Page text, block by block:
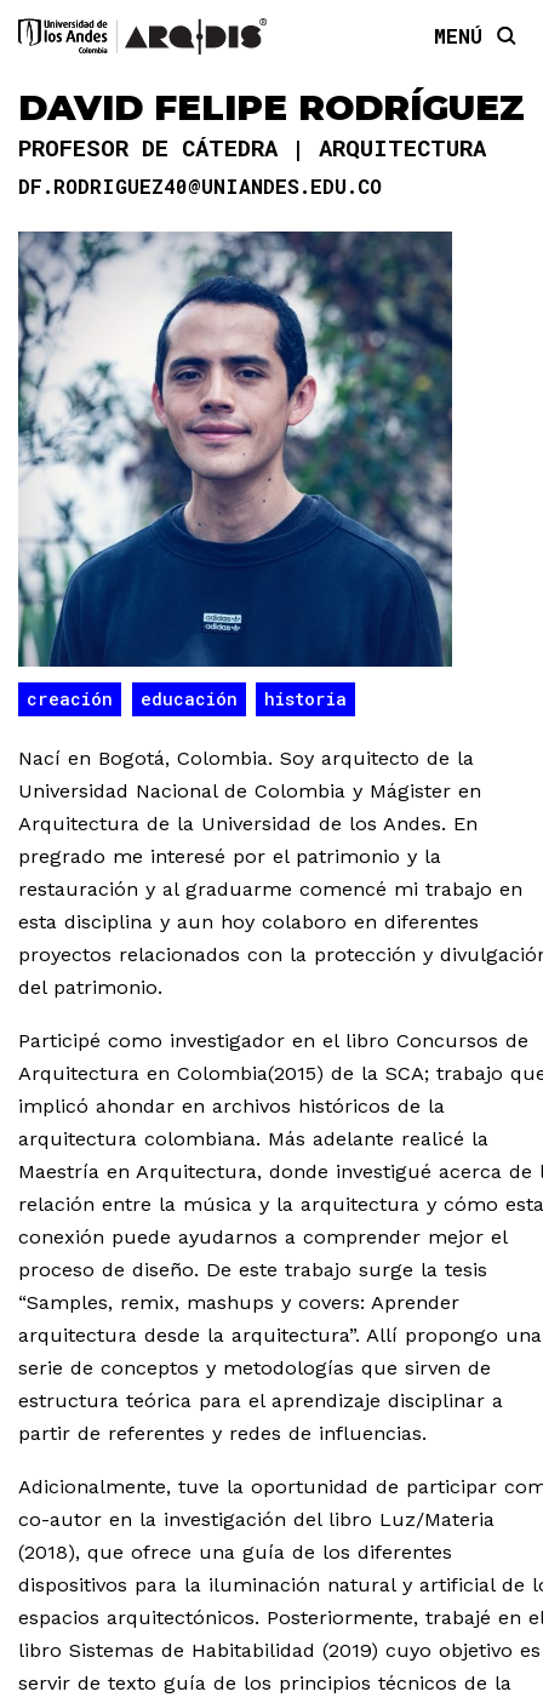
MENÚ
DAVID FELIPE RODRÍGUEZ
PROFESOR DE CÁTEDRA ARQUITECTURA
DF.RODRIGUEZ40@UNIANDES.EDU.CO
creación educación historia
Nací en Bogotá, Colombia. Soy arquitecto de la
Universidad Nacional de Colombia y Mágister en
Arquitectura de la Universidad de los Andes. En
pregrado me interesé por el patrimonio y la
restauración y al graduarme comencé mi trabajo en
esta disciplina y aun hoy colaboro en diferentes
proyectos relacionados con la protección y
del patrimonio.
Participé como investigador en el libro Concursos de
Arquitectura en Colombia(2015) de la SCA; trabajo
implicó ahondar en archivos históricos de la
arquitectura colombiana. Más adelante realicé la
Maestría en Arquitectura, donde investigué acerca de
relación entre la música y la arquitectura y cómo esta
conexión puede ayudarnos a comprender mejor el
proceso de diseño. De este trabajo surge la tesis
“Samples, remix, mashups y covers: Aprender
arquitectura desde la arquitectura”. Allí propongo una
serie de conceptos y metodologías que sirven de
estructura teórica para el aprendizaje disciplinar a
partir de referentes y redes de influencias.
Adicionalmente, tuve la oportunidad de participar
co-autor en la investigación del libro Luz/Materia
(2018), que ofrece una guía de los diferentes
dispositivos para la iluminación natural y artificial de
espacios arquitectónicos. Posteriormente, trabajé en el
libro Sistemas de Habitabilidad (2019) cuyo objetivo es
servir de texto guía de los principios técnicos de la